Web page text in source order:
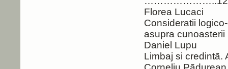
Florea Lucaci
Consideratii
asupra
Daniel Lupu
Limbaj si